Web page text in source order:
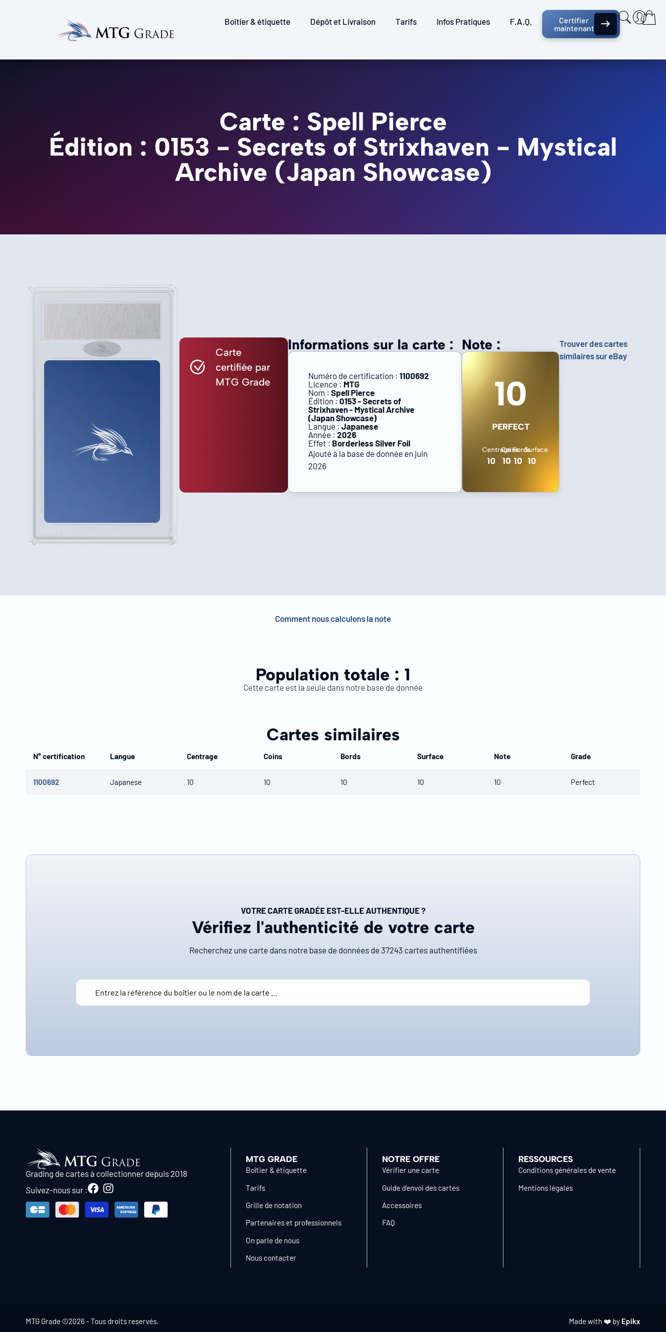
Boîtier & étiquette Dépôt et Livraison Tarifs Infos Pratiques F.A.Q.
Certifier
maintenant
Carte : Spell Pierce
Édition : 0153 - Secrets of Strixhaven - Mystical
Archive (Japan Showcase)
Carte
certifiée par
MTG Grade
Informations sur la carte :
Numéro de certification :1100692
Licence : MTG
Nom :Spell Pierce
Édition :0153 - Secrets of
Strixhaven - Mystical Archive
(Japan Showcase)
Langue :Japanese
Année :2026
Effet : Borderless Silver Foil
Ajouté à la base de donnée en juin
2026
Note :
10
PERFECT
Centrage
10
Coins
10
Bords
10
Surface
10
Trouver des cartes
similaires sur eBay
Comment nous calculons la note
Population totale : 1
Cette carte est la seule dans notre base de donnée
Cartes similaires
N° certification Langue Centrage Coins Bords Surface Note Grade
1100692 Japanese 10 10 10 10 10 Perfect
VOTRE CARTE GRADÉE EST-ELLE AUTHENTIQUE ?
Vérifiez l'authenticité de votre carte
Recherchez une carte dans notre base de données de 37243 cartes authentifiées
Grading de cartes à collectionner depuis 2018
Suivez-nous sur :
MTG GRADE
Boîtier & étiquette
Tarifs
Grille de notation
Partenaires et professionnels
On parle de nous
Nous contacter
NOTRE OFFRE
Vérifier une carte
Guide d’envoi des cartes
Accessoires
FAQ
RESSOURCES
Conditions générales de vente
Mentions légales
MTG Grade ©2026 - Tous droits reservés. Made with ❤️ by Epikx